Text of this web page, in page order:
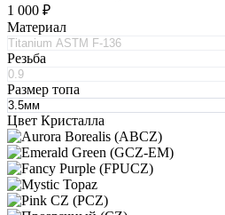
1 000 ₽
Материал
Резьба
Размер топа
Цвет Кристалла